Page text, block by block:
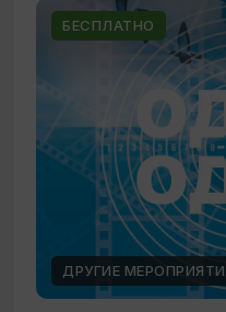
БЕСПЛАТНО
ДРУГИЕ